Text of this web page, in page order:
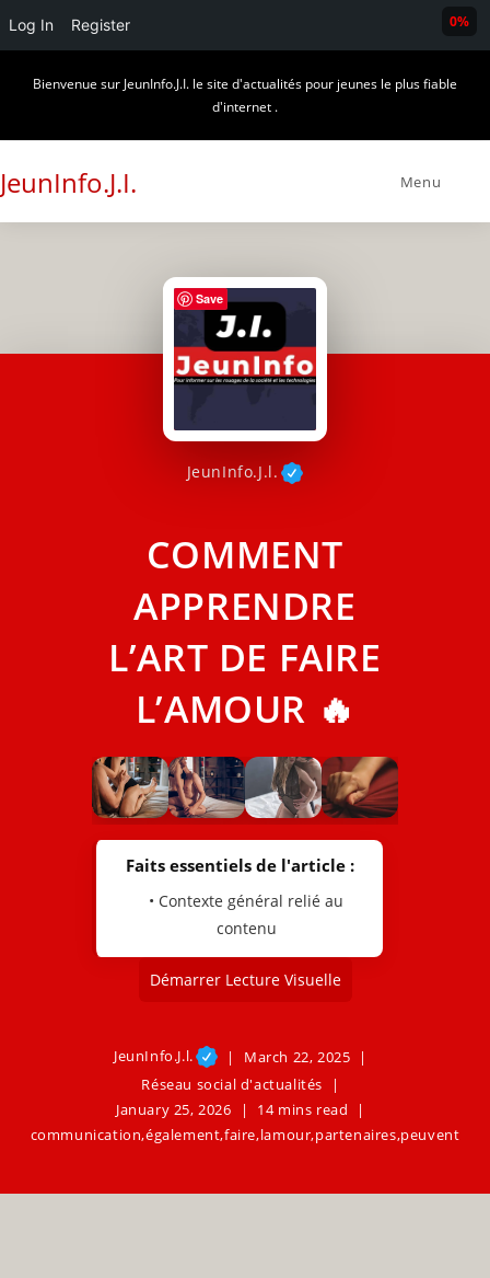
Log In Register
Bienvenue sur JeunInfo.J.I. le site d'actualités pour jeunes le plus fiable
d'internet .
JeunInfo.J.I. Menu
JeunInfo.J.l.
COMMENT
APPRENDRE
L’ART DE FAIRE
L’AMOUR 🔥
Faits essentiels de l'article :
• Contexte général relié au
contenu
Démarrer Lecture Visuelle
JeunInfo.J.l.
March 22, 2025
Réseau social d'actualités
January 25, 2026
14 mins read
communication,également,faire,lamour,partenaires,peuvent
0%
Save